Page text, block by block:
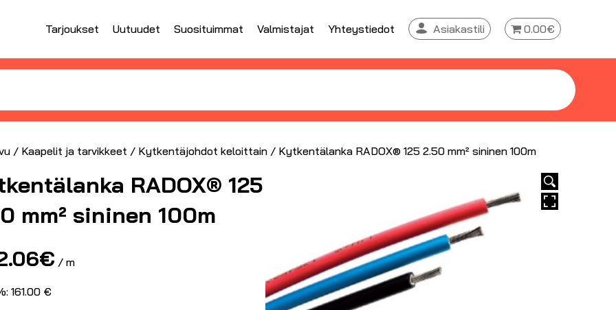
Tarjoukset Uutuudet Suosituimmat Valmistajat Yhteystiedot Asiakastili 0.00€
/ Kaapelit ja tarvikkeet / Kytkentäjohdot keloittain / Kytkentälanka RADOX® 125 2.50 mm² sininen 100m
RADOX® 125
mm² sininen 100m
€ / m
161.00 €